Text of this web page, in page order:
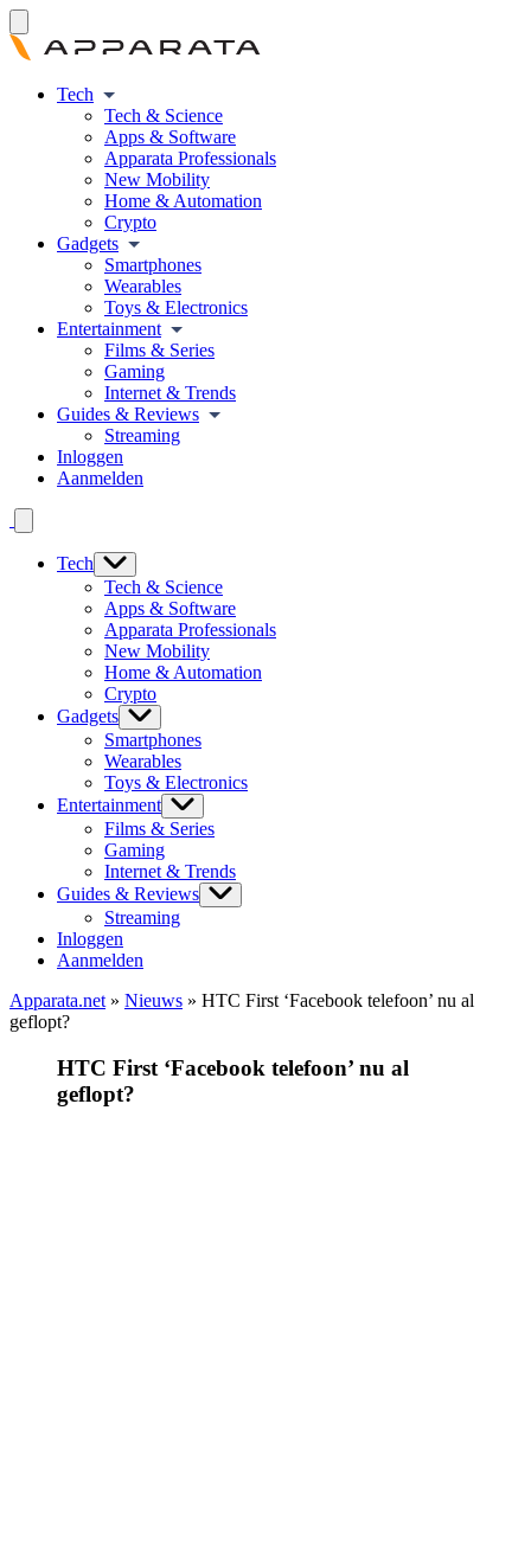
Tech
Tech & Science
Apps & Software
Apparata Professionals
New Mobility
Home & Automation
Crypto
Gadgets
Smartphones
Wearables
Toys & Electronics
Entertainment
Films & Series
Gaming
Internet & Trends
Guides & Reviews
Streaming
Inloggen
Aanmelden
Tech
Tech & Science
Apps & Software
Apparata Professionals
New Mobility
Home & Automation
Crypto
Gadgets
Smartphones
Wearables
Toys & Electronics
Entertainment
Films & Series
Gaming
Internet & Trends
Guides & Reviews
Streaming
Inloggen
Aanmelden
Apparata.net » Nieuws » HTC First ‘Facebook telefoon’ nu al
geflopt?
HTC First ‘Facebook telefoon’ nu al
geflopt?